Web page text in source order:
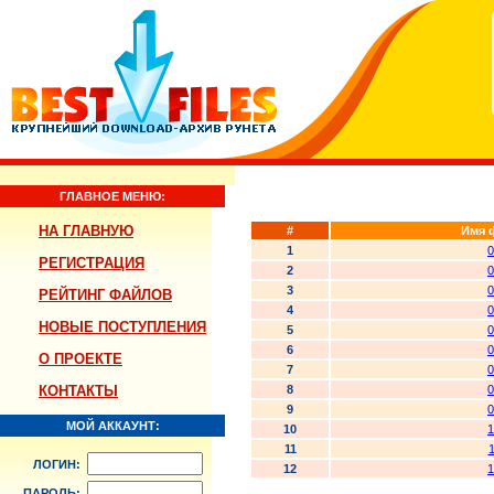
ГЛАВНОЕ МЕНЮ:
НА ГЛАВНУЮ
РЕГИСТРАЦИЯ
РЕЙТИНГ ФАЙЛОВ
НОВЫЕ ПОСТУПЛЕНИЯ
О ПРОЕКТЕ
КОНТАКТЫ
МОЙ АККАУНТ:
ЛОГИН:
#
Имя
1
2
3
4
5
6
7
8
9
10
11
12